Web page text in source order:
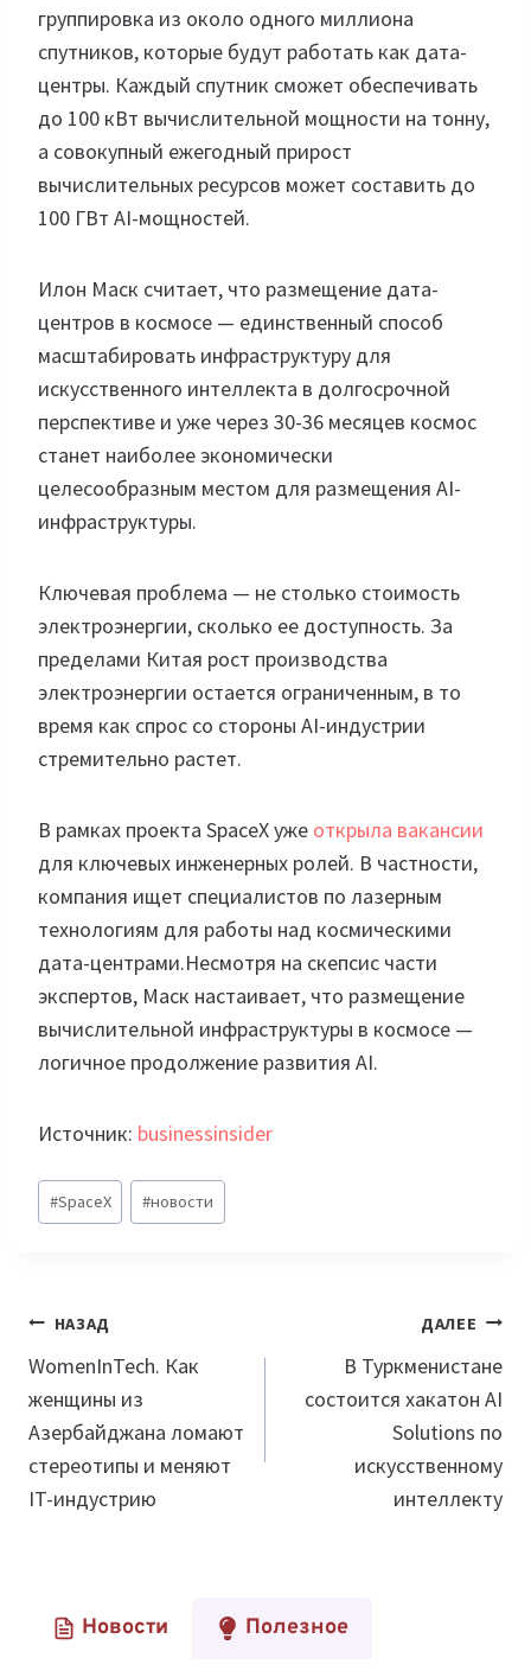
группировка из около одного миллиона
спутников, которые будут работать как дата-
центры. Каждый спутник сможет обеспечивать
до 100 кВт вычислительной мощности на тонну,
а совокупный ежегодный прирост
вычислительных ресурсов может составить до
100 ГВт AI-мощностей.
Илон Маск считает, что размещение дата-
центров в космосе — единственный способ
масштабировать инфраструктуру для
искусственного интеллекта в долгосрочной
перспективе и уже через 30-36 месяцев космос
станет наиболее экономически
целесообразным местом для размещения AI-
инфраструктуры.
Ключевая проблема — не столько стоимость
электроэнергии, сколько ее доступность. За
пределами Китая рост производства
электроэнергии остается ограниченным, в то
время как спрос со стороны AI-индустрии
стремительно растет.
В рамках проекта SpaceX уже открыла вакансии
для ключевых инженерных ролей. В частности,
компания ищет специалистов по лазерным
технологиям для работы над космическими
дата-центрами.Несмотря на скепсис части
экспертов, Маск настаивает, что размещение
вычислительной инфраструктуры в космосе —
логичное продолжение развития AI.
Источник: businessinsider
Метки
записи:
#SpaceX #новости
Навигация
по
записям
НАЗАД
WomenInTech. Как
женщины из
Азербайджана ломают
стереотипы и меняют
IT-индустрию
ДАЛЕЕ
В Туркменистане
состоится хакатон AI
Solutions по
искусственному
интеллекту
Новости Полезное